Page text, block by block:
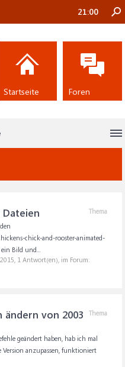
Thema
chick-and-rooster-animated-
Bild und...
, 1 Antwort(en), im Forum:
Thema
ändern von 2003
geändert haben, hab ich mal
Version anzupassen, funktioniert
21:00
Startseite Foren